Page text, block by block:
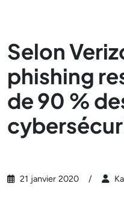
Selon
phishing
de 90 %
21 janvier 2020